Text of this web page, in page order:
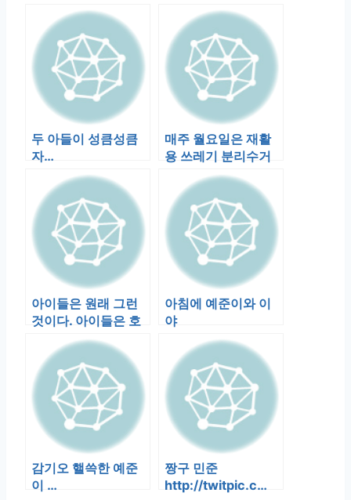
두 아들이 성큼성큼
자…
매주 월요일은 재활
용 쓰레기 분리수거
일이다. 박스를 챙겨
서 나갈려 치면 …
아이들은 원래 그런
것이다. 아이들은 호
기심이 많고 부주의
하고 또한 사…
아침에 예준이와 이
야
감기오 핼쓱한 예준
이 …
짱구 민준
http://twitpic.c…